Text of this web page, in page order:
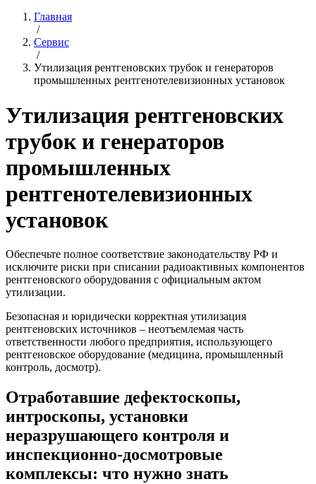
Главная
/
Сервис
/
Утилизация рентгеновских трубок и генераторов
промышленных рентгенотелевизионных установок
Утилизация рентгеновских
трубок и генераторов
промышленных
рентгенотелевизионных
установок
Обеспечьте полное соответствие законодательству РФ и
исключите риски при списании радиоактивных компонентов
рентгеновского оборудования с официальным актом
утилизации.
Безопасная и юридически корректная утилизация
рентгеновских источников – неотъемлемая часть
ответственности любого предприятия, использующего
рентгеновское оборудование (медицина, промышленный
контроль, досмотр).
Отработавшие дефектоскопы,
интроскопы, установки
неразрушающего контроля и
инспекционно-досмотровые
комплексы: что нужно знать